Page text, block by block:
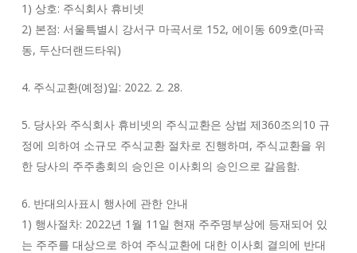
1) 상호: 주식회사 휴비넷
2) 본점: 서울특별시 강서구 마곡서로 152, 에이동 609호(마곡
동, 두산더랜드타워)
4. 주식교환(예정)일: 2022. 2. 28.
5. 당사와 주식회사 휴비넷의 주식교환은 상법 제360조의10 규
정에 의하여 소규모 주식교환 절차로 진행하며, 주식교환을 위
한 당사의 주주총회의 승인은 이사회의 승인으로 갈음함.
6. 반대의사표시 행사에 관한 안내
1) 행사절차: 2022년 1월 11일 현재 주주명부상에 등재되어 있
는 주주를 대상으로 하여 주식교환에 대한 이사회 결의에 반대